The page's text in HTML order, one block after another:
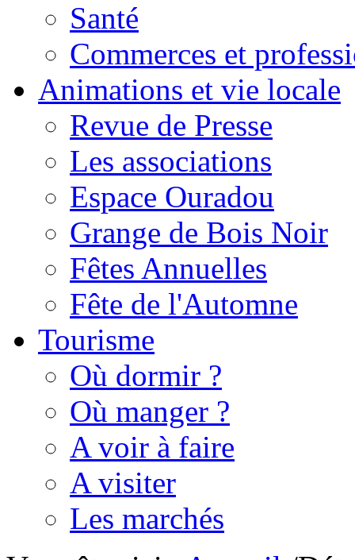
Santé
Commerces et
Animations et vie locale
Revue de Presse
Les associations
Espace Ouradou
Grange de Bois Noir
Fêtes Annuelles
Fête de l'Automne
Tourisme
Où dormir ?
Où manger ?
A voir à faire
A visiter
Les marchés